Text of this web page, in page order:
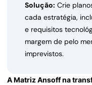
Solução: Crie
cada estratégia,
e requisitos
margem de pelo
imprevistos.
A Matriz Ansoff na